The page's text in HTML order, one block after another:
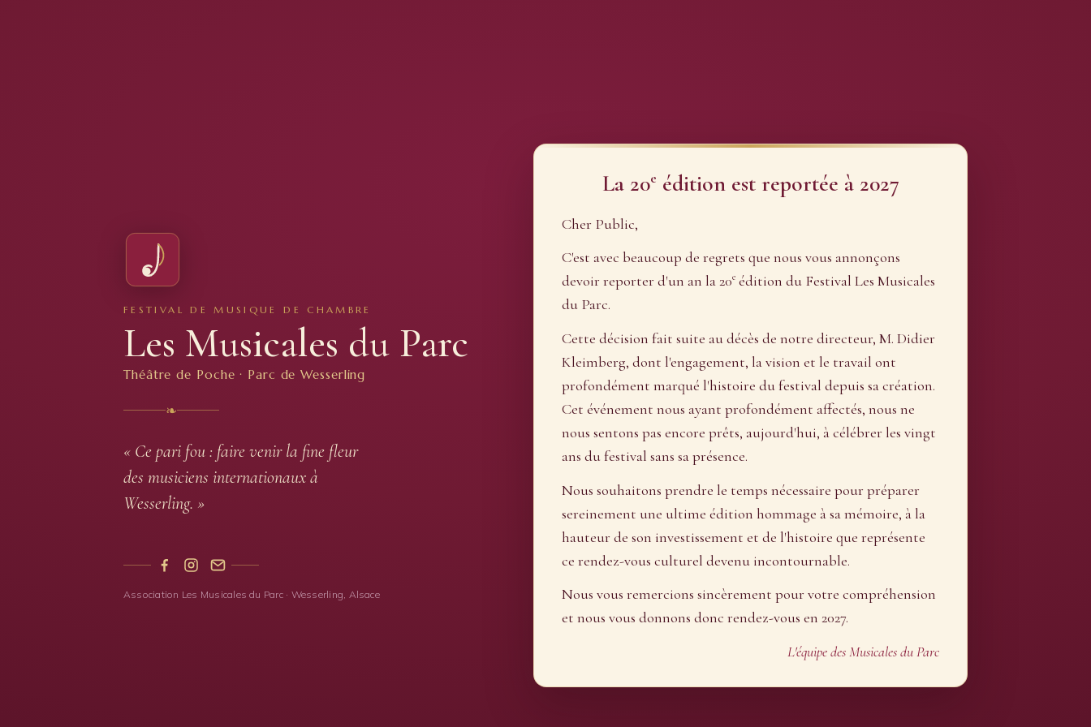
FESTIVAL DE MUSIQUE DE CHAMBRE
Les Musicales du Parc
Théâtre de Poche · Parc de Wesserling
❧
« Ce pari fou : faire venir la fine fleur
des musiciens internationaux à
Wesserling. »
La 20e édition est reportée à 2027
Cher Public,
C'est avec beaucoup de regrets que nous vous annonçons
devoir reporter d'un an la 20e édition du Festival Les Musicales
du Parc.
Cette décision fait suite au décès de notre directeur, M. Didier
Kleimberg, dont l'engagement, la vision et le travail ont
profondément marqué l'histoire du festival depuis sa création.
Cet événement nous ayant profondément affectés, nous ne
nous sentons pas encore prêts, aujourd'hui, à célébrer les vingt
ans du festival sans sa présence.
Nous souhaitons prendre le temps nécessaire pour préparer
sereinement une ultime édition hommage à sa mémoire, à la
hauteur de son investissement et de l'histoire que représente
ce rendez-vous culturel devenu incontournable.
Nous vous remercions sincèrement pour votre compréhension
et nous vous donnons donc rendez-vous en 2027.
L'équipe des Musicales du Parc
Association Les Musicales du Parc · Wesserling, Alsace